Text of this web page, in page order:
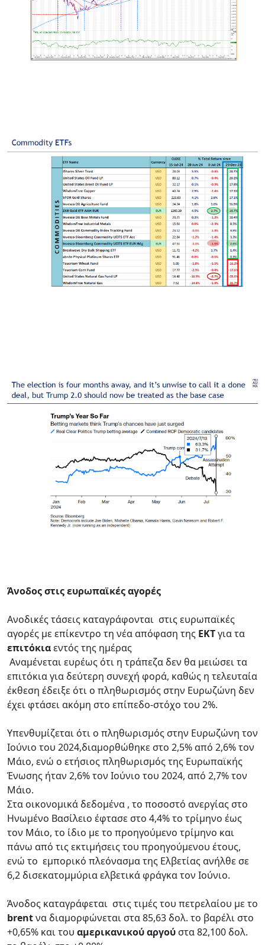
Άνοδος στις ευρωπαϊκές αγορές
Ανοδικές τάσεις καταγράφονται στις ευρωπαϊκές
αγορές με επίκεντρο τη νέα απόφαση της ΕΚΤγια τα
επιτόκιαεντός της ημέρας
Αναμένεται ευρέως ότι η τράπεζα δεν θα μειώσει τα
επιτόκια για δεύτερη συνεχή φορά, καθώς η τελευταία
έκθεση έδειξε ότι ο πληθωρισμός στην Ευρωζώνη δεν
έχει φτάσει ακόμη στο επίπεδο-στόχο του 2%.
Υπενθυμίζεται ότι ο πληθωρισμός στην Ευρωζώνη τον
Ιούνιο του 2024,διαμορθώθηκε στο 2,5% από 2,6% τον
Μάιο, ενώ ο ετήσιος πληθωρισμός της Ευρωπαϊκής
Ένωσης ήταν 2,6% τον Ιούνιο του 2024, από 2,7% τον
Μάιο.
Στα οικονομικά δεδομένα , το ποσοστό ανεργίας στο
Ηνωμένο Βασίλειο έφτασε στο 4,4% το τρίμηνο έως
τον Μάιο, το ίδιο με το προηγούμενο τρίμηνο και
πάνω από τις εκτιμήσεις του προηγούμενου έτους,
ενώ το εμπορικό πλεόνασμα της Ελβετίας ανήλθε σε
6,2 δισεκατομμύρια ελβετικά φράγκα τον Ιούνιο.
Άνοδος καταγράφεται στις τιμές του πετρελαίου με το
brentνα διαμορφώνεται στα 85,63 δολ. το βαρέλι στο
+0,65% και του αμερικανικού αργού στα 82,100 δολ.